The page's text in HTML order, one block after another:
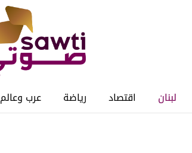
لبنان اقتصاد رياضة عرب وعالم